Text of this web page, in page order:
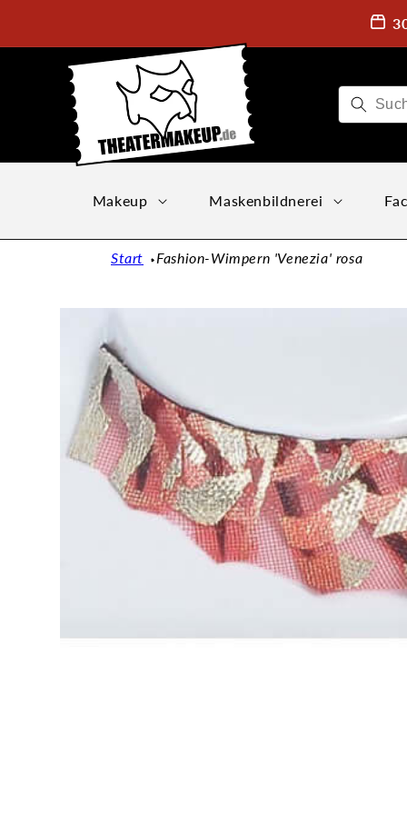
Makeup Maskenbildnerei
Start Fashion-Wimpern 'Venezia' rosa
Zu
springen